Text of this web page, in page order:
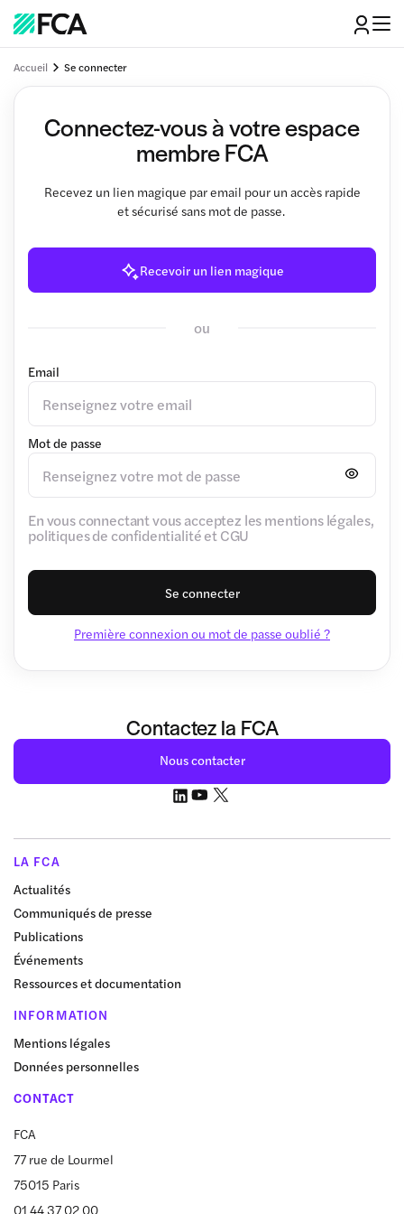
Accueil Se connecter
Connectez-vous à votre espace
membre FCA
Recevez un lien magique par email pour un accès rapide
et sécurisé sans mot de passe.
Recevoir un lien magique
ou
Email
Mot de passe
En vous connectant vous acceptez les mentions légales,
politiques de confidentialité et CGU
Se connecter
Première connexion ou mot de passe oublié ?
Contactez la FCA
Nous contacter
LA FCA
Actualités
Communiqués de presse
Publications
Événements
Ressources et documentation
INFORMATION
Mentions légales
Données personnelles
CONTACT
FCA
77 rue de Lourmel
75015 Paris
01 44 37 02 00